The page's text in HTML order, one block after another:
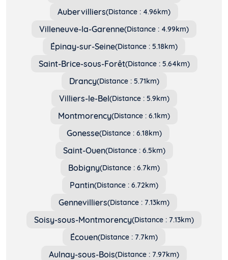
Aubervilliers(Distance : 4.96km)
Villeneuve-la-Garenne(Distance : 4.99km)
Épinay-sur-Seine(Distance : 5.18km)
Saint-Brice-sous-Forêt(Distance : 5.64km)
Drancy(Distance : 5.71km)
Villiers-le-Bel(Distance : 5.9km)
Montmorency(Distance : 6.1km)
Gonesse(Distance : 6.18km)
Saint-Ouen(Distance : 6.5km)
Bobigny(Distance : 6.7km)
Pantin(Distance : 6.72km)
Gennevilliers(Distance : 7.13km)
Soisy-sous-Montmorency(Distance : 7.13km)
Écouen(Distance : 7.7km)
Aulnay-sous-Bois(Distance : 7.97km)